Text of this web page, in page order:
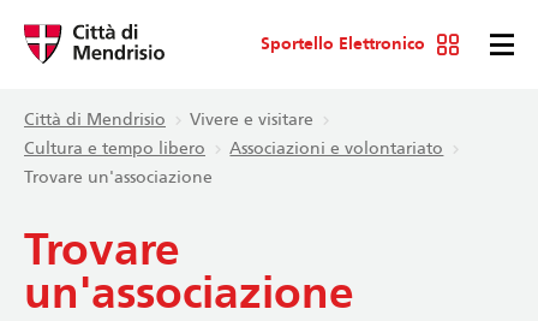
Sportello Elettronico
Città di Mendrisio
Vivere e visitare
Cultura e tempo libero
Associazioni e volontariato
Trovare un'associazione
Trovare
un'associazione